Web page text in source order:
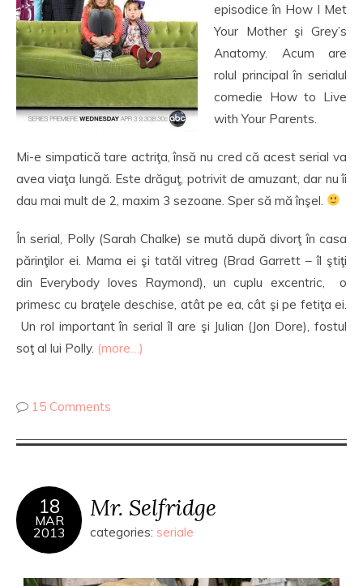
episodice în How I Met
Your Mother şi Grey’s
Anatomy. Acum are
rolul principal în serialul
comedie How to Live
with Your Parents.
Mi-e simpatică tare actriţa, însă nu cred că acest serial va
avea viaţa lungă. Este drăguţ, potrivit de amuzant, dar nu îi
dau mai mult de 2, maxim 3 sezoane. Sper să mă înşel.
În serial, Polly (Sarah Chalke) se mută după divorţ în casa
părinţilor ei. Mama ei şi tatăl vitreg (Brad Garrett – îl ştiţi
din Everybody loves Raymond), un cuplu excentric, o
primesc cu braţele deschise, atât pe ea, cât şi pe fetiţa ei.
Un rol important în serial îl are şi Julian (Jon Dore), fostul
soţ al lui Polly. (more…)
15 Comments
18
MAR
2013
Mr. Selfridge
categories: seriale